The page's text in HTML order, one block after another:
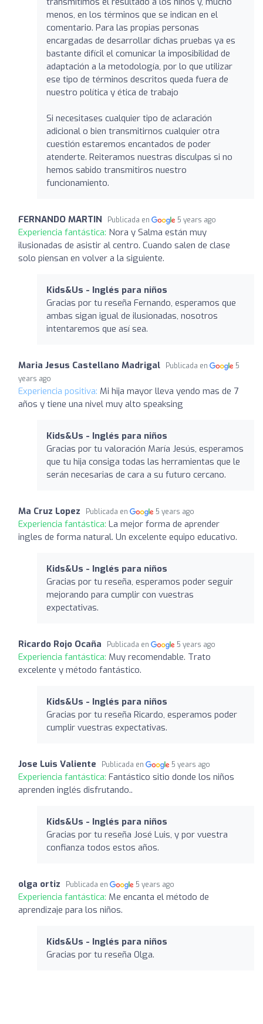
menos, en los términos que se indican en el
comentario. Para las propias personas
encargadas de desarrollar dichas pruebas ya es
bastante difícil el comunicar la imposibilidad de
adaptación a la metodología, por lo que utilizar
ese tipo de términos descritos queda fuera de
nuestro política y ética de trabajo
Si necesitases cualquier tipo de aclaración
adicional o bien transmitirnos cualquier otra
cuestión estaremos encantados de poder
atenderte. Reiteramos nuestras disculpas si no
hemos sabido transmitiros nuestro
funcionamiento.
FERNANDO MARTIN Publicada en 5 years ago
Experiencia fantástica: Nora y Salma están muy
ilusionadas de asistir al centro. Cuando salen de clase
solo piensan en volver a la siguiente.
Kids&Us - Inglés para niños
Gracias por tu reseña Fernando, esperamos que
ambas sigan igual de ilusionadas, nosotros
intentaremos que así sea.
Maria Jesus Castellano Madrigal Publicada en
5
years ago
Experiencia positiva: Mi hija mayor lleva yendo mas de 7
años y tiene una nivel muy alto speaksing
Kids&Us - Inglés para niños
Gracias por tu valoración María Jesús, esperamos
que tu hija consiga todas las herramientas que le
serán necesarias de cara a su futuro cercano.
Ma Cruz Lopez Publicada en 5 years ago
Experiencia fantástica: La mejor forma de aprender
ingles de forma natural. Un excelente equipo educativo.
Kids&Us - Inglés para niños
Gracias por tu reseña, esperamos poder seguir
mejorando para cumplir con vuestras
expectativas.
Ricardo Rojo Ocaña Publicada en 5 years ago
Experiencia fantástica: Muy recomendable. Trato
excelente y método fantástico.
Kids&Us - Inglés para niños
Gracias por tu reseña Ricardo, esperamos poder
cumplir vuestras expectativas.
Jose Luis Valiente Publicada en 5 years ago
Experiencia fantástica: Fantástico sitio donde los niños
aprenden inglés disfrutando..
Kids&Us - Inglés para niños
Gracias por tu reseña José Luis, y por vuestra
confianza todos estos años.
olga ortiz Publicada en 5 years ago
Experiencia fantástica: Me encanta el método de
aprendizaje para los niños.
Kids&Us - Inglés para niños
Gracias por tu reseña Olga.